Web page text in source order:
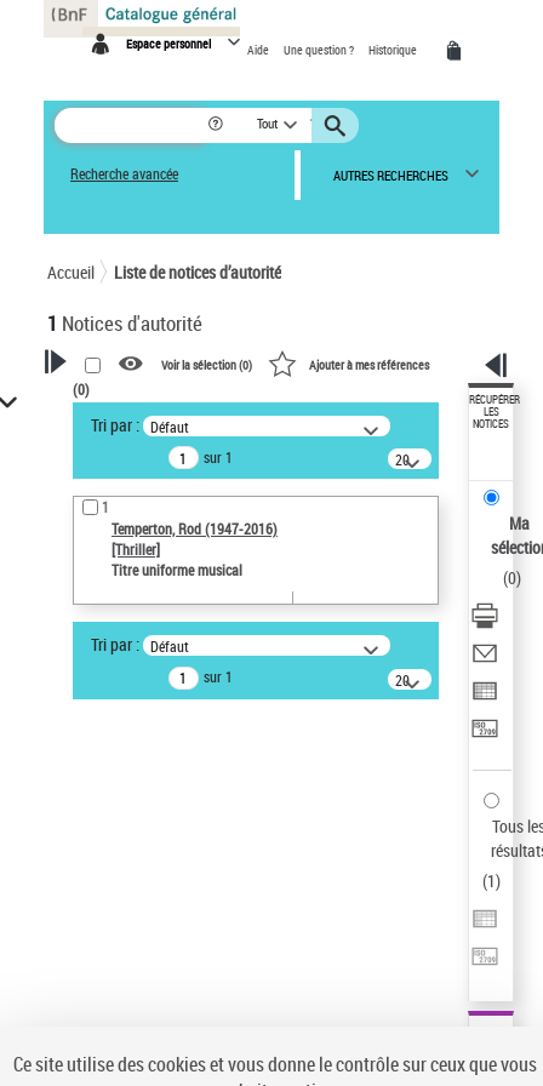
Espace personnel Aide Une question ? Historique
Tout
Recherche avancée AUTRES RECHERCHES
Accueil Liste de notices d’autorité
1 Notices d'autorité
VOTRE RECHERCHE
Recherche avancée dans les
notices d’autorité
Œuvres liées à l'auteur :
Temperton, Rod (1947-2016)
Type de notice d'autorité
Type de notice d'autorité
Voir la sélection (0) Ajouter à mes références
(0)
Tri par : Défaut
sur 1
20
résultats/page
1
Temperton, Rod (1947-2016)
[Thriller]
Titre uniforme musical
Tri par : Défaut
sur 1
20
résultats/page
RÉCUPÉRER
LES
NOTICES
Ma
(0)
Tous
(1)
Panneau de gestion des cookies
Ce site utilise des cookies et vous donne le contrôle sur ceux que vous